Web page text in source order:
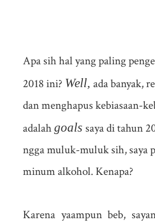
Apa sih hal yang paling
2018 ini? Well, ada banyak,
dan menghapus kebiasaan-
adalahgoals saya di tahun
ngga muluk-muluk sih, saya
minum alkohol. Kenapa?
Karena yaampun beb,